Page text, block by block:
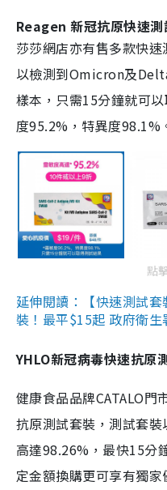
Reagen 新冠抗原快速測
莎莎網店亦有售多款快
以檢測到Omicron及
樣本，只需15分鐘就可
度95.2%，特異度98.1%
點
延伸閱讀：【快速測試
裝！最平$15起 政府衛
YHLO新冠病毒快速抗原
健康食品品牌CATALO門
抗原測試套裝，測試套
高達98.26%，最快15分
定金額換購更可享有獨